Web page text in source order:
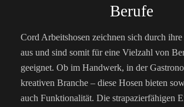
Berufe
Cord Arbeitshosen zeichnen sich durch
aus und sind somit für eine Vielzahl von
geeignet. Ob im Handwerk, in der
kreativen Branche – diese Hosen bieten
auch Funktionalität. Die strapazierfähigen